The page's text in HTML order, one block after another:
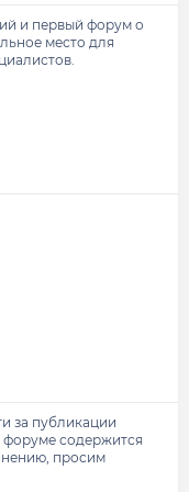
и первый форум о
место для
за публикации
форуме содержится
просим